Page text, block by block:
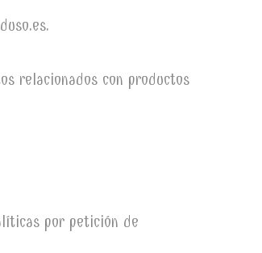
relacionados con productos
por petición de